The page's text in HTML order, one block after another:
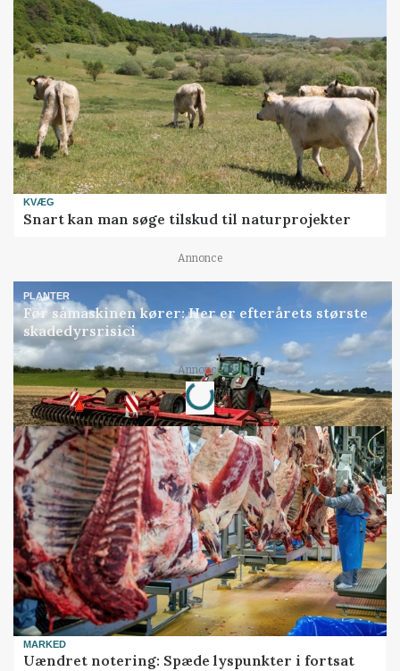
KVÆG
Snart kan man søge tilskud til naturprojekter
Annonce
PLANTER
Før såmaskinen kører: Her er efterårets største
skadedyrsrisici
Annonce
Loading...
MARKED
Uændret notering: Spæde lyspunkter i fortsat